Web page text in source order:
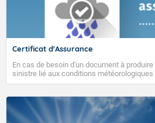
Certificat d'Assurance
En cas de besoin d'un document à
sinistre lié aux conditions météorologiques